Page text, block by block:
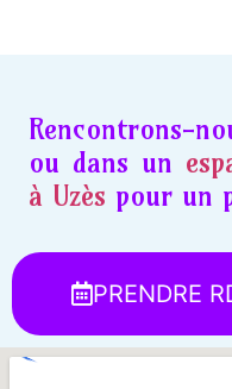
Rencontrons-
ou dans un
à Uzès pour un
PRENDRE